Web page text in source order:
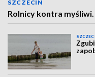
SZCZECIN
Rolnicy kontra